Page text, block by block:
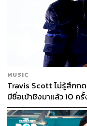
MUSIC
Travis Scott ไม่รู้สึกก
มีชื่อเข้าชิงมาแล้ว 10 ครั้